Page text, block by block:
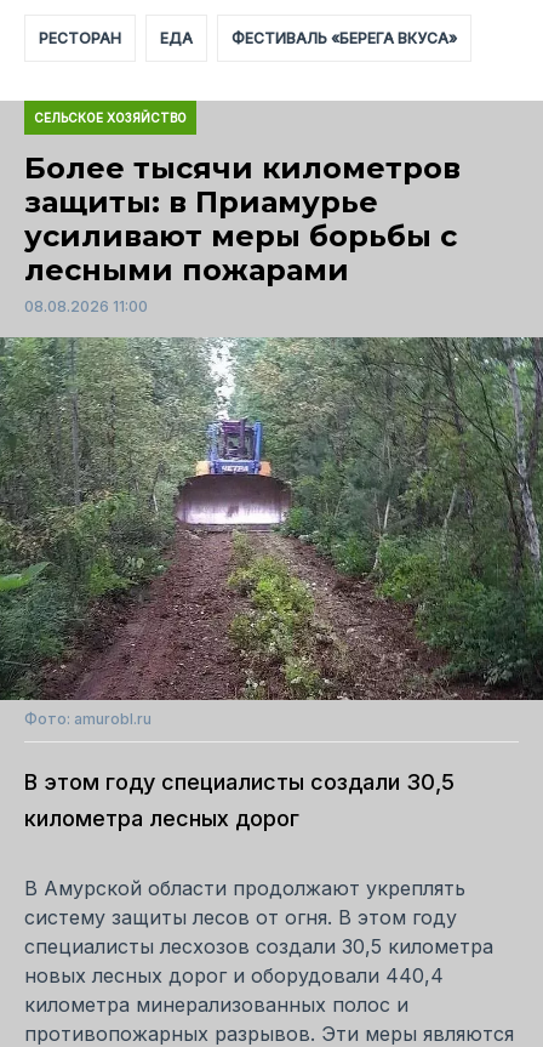
РЕСТОРАН ЕДА ФЕСТИВАЛЬ «БЕРЕГА ВКУСА»
СЕЛЬСКОЕ ХОЗЯЙСТВО
Более тысячи километров
защиты: в Приамурье
усиливают меры борьбы с
лесными пожарами
08.08.2026 11:00
Фото: amurobl.ru
В этом году специалисты создали 30,5
километра лесных дорог
В Амурской области продолжают укреплять
систему защиты лесов от огня. В этом году
специалисты лесхозов создали 30,5 километра
новых лесных дорог и оборудовали 440,4
километра минерализованных полос и
противопожарных разрывов. Эти меры являются